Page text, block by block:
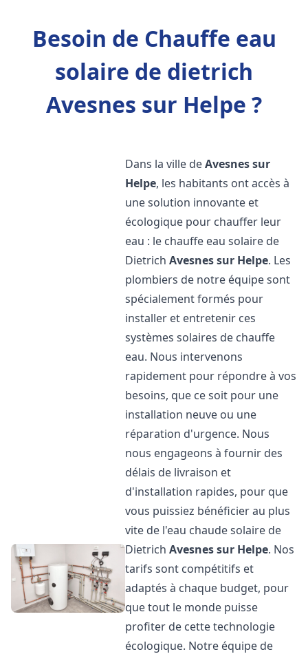
Besoin de Chauffe eau
solaire de dietrich
Avesnes sur Helpe ?
Dans la ville deAvesnes sur
Helpe, les habitants ont accès à
une solution innovante et
écologique pour chauffer leur
eau : le chauffe eau solaire de
DietrichAvesnes sur Helpe. Les
plombiers de notre équipe sont
spécialement formés pour
installer et entretenir ces
systèmes solaires de chauffe
eau. Nous intervenons
rapidement pour répondre à vos
besoins, que ce soit pour une
installation neuve ou une
réparation d'urgence. Nous
nous engageons à fournir des
délais de livraison et
d'installation rapides, pour que
vous puissiez bénéficier au plus
vite de l'eau chaude solaire de
DietrichAvesnes sur Helpe. Nos
tarifs sont compétitifs et
adaptés à chaque budget, pour
que tout le monde puisse
profiter de cette technologie
écologique. Notre équipe de